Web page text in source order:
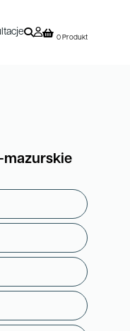
0 Produkt
mazurskie